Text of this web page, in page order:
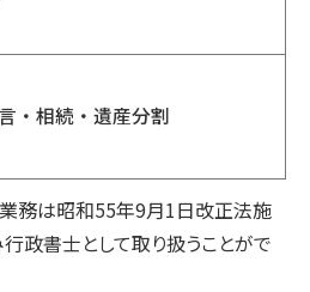
・相続・遺産分割
業務は昭和55年9月1日改正法施
政書士として取り扱うことがで